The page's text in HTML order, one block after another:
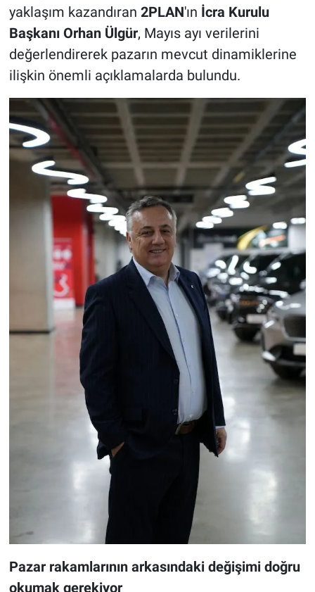
yaklaşım kazandıran 2PLAN'ın İcra Kurulu
Başkanı Orhan Ülgür, Mayıs ayı verilerini
değerlendirerek pazarın mevcut dinamiklerine
ilişkin önemli açıklamalarda bulundu.
Pazar rakamlarının arkasındaki değişimi doğru
okumak gerekiyor